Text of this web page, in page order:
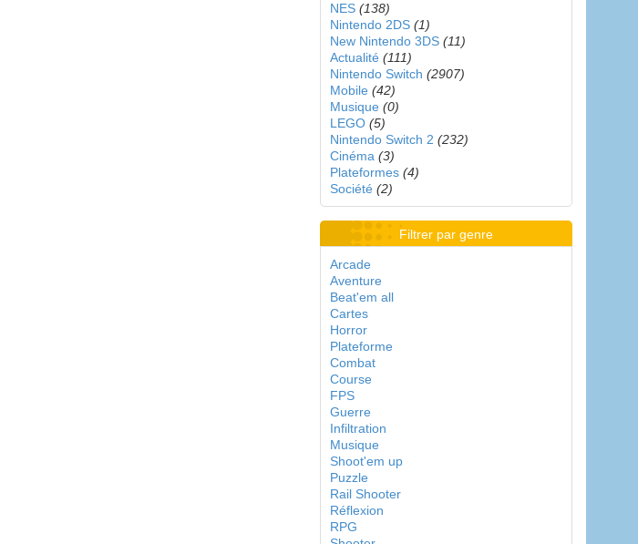
NES (138)
Nintendo 2DS (1)
New Nintendo 3DS (11)
Actualité (111)
Nintendo Switch (2907)
Mobile (42)
Musique (0)
LEGO (5)
Nintendo Switch 2 (232)
Cinéma (3)
Plateformes (4)
Société (2)
Filtrer par genre
Arcade
Aventure
Beat'em all
Cartes
Horror
Plateforme
Combat
Course
FPS
Guerre
Infiltration
Musique
Shoot'em up
Puzzle
Rail Shooter
Réflexion
RPG